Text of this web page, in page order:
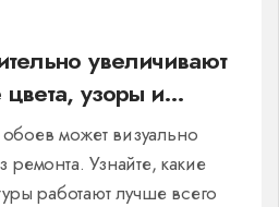
увеличивают
узоры и
может визуально
ремонта. Узнайте, какие
работают лучше всего